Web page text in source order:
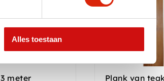
Alles toestaan
meter Plank van